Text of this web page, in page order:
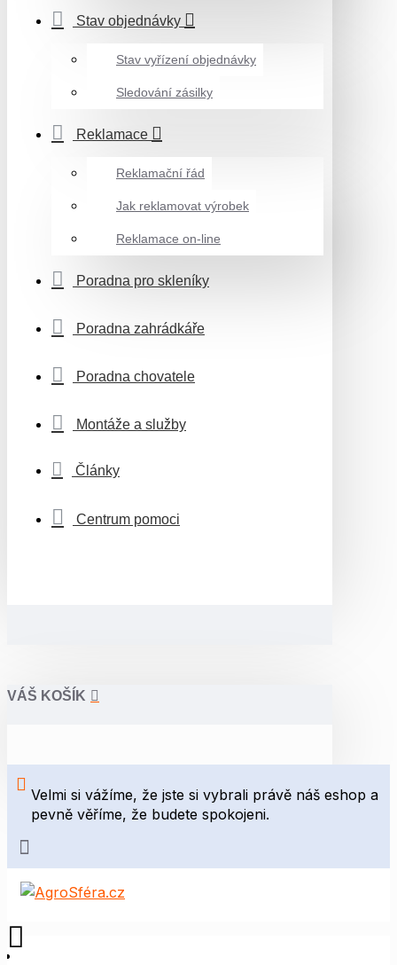
Stav objednávky
Stav vyřízení objednávky
Sledování zásilky
Reklamace
Reklamační řád
Jak reklamovat výrobek
Reklamace on-line
Poradna pro skleníky
Poradna zahrádkáře
Poradna chovatele
Montáže a služby
Články
Centrum pomoci
VÁŠ KOŠÍK
Velmi si vážíme, že jste si vybrali právě náš eshop a
pevně věříme, že budete spokojeni.